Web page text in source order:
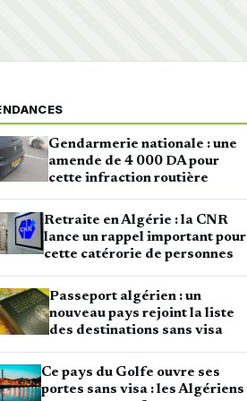
Gendarmerie nationale : une
amende de 4 000 DA pour
cette infraction routière
Retraite en Algérie : la CNR
lance un rappel important pour
cette catérorie de personnes
Passeport algérien : un
nouveau pays rejoint la liste
des destinations sans visa
Ce pays du Golfe ouvre ses
portes sans visa : les Algériens